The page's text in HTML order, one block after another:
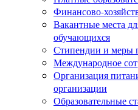
Финансово-
Вакантные места
обучающихся
Стипендии и меры
Международное
Организация
организации
Образовательные